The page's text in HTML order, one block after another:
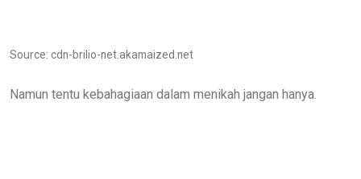
Source: cdn-brilio-net.akamaized.net
Namun tentu kebahagiaan dalam menikah jangan hanya.